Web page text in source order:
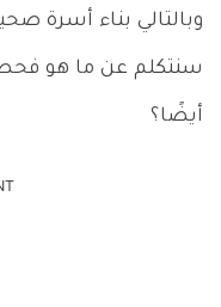
وبالتالي بناء أسرة
سنتكلم عن ما هو فحص
أيضًا؟